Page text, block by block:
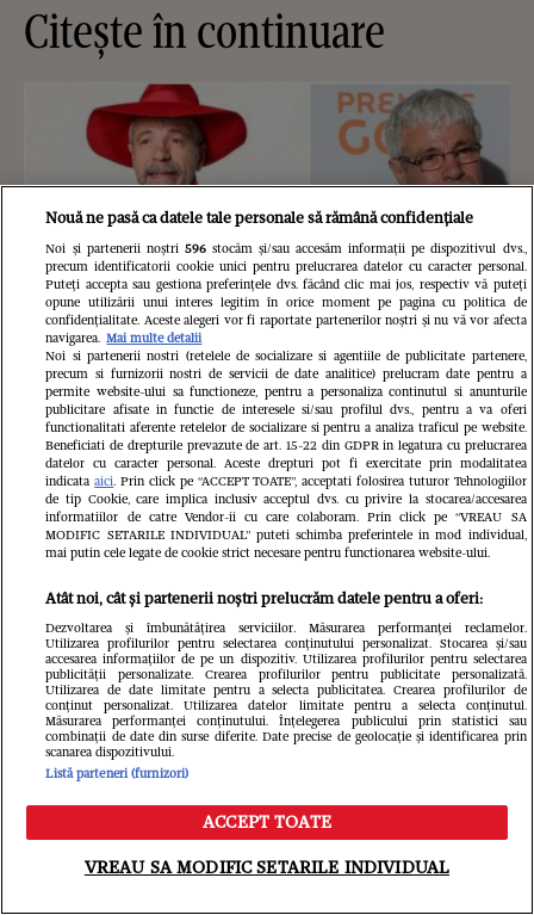
Citește în continuare
Cine este și cum arată soția lui
Gheorghe Visu. Actorul a fost burlac
până la 50 de ani: "Soția mea e
familia mea și singurul om care-mi
cunoaște fricile"
Meniu Caută
Nouă ne pasă ca datele tale personale să rămână confidențiale
Noi și partenerii noștri 596stocăm și/sau accesăm informații pe dispozitivul dvs.,
precum identificatorii cookie unici pentru prelucrarea datelor cu caracter personal.
Puteți accepta sau gestiona preferințele dvs. făcând clic mai jos, respectiv vă puteți
opune utilizării unui interes legitim în orice moment pe pagina cu politica de
confidențialitate. Aceste alegeri vor fi raportate partenerilor noștri și nu vă vor afecta
navigarea. Mai multe detalii
Noi si partenerii nostri (retelele de socializare si agentiile de publicitate partenere,
precum si furnizorii nostri de servicii de date analitice) prelucram date pentru a
permite website-ului sa functioneze, pentru a personaliza continutul si anunturile
publicitare afisate in functie de interesele si/sau profilul dvs., pentru a va oferi
functionalitati aferente retelelor de socializare si pentru a analiza traficul pe website.
Beneficiati de drepturile prevazute de art. 15-22 din GDPR in legatura cu prelucrarea
datelor cu caracter personal. Aceste drepturi pot fi exercitate prin modalitatea
indicataaici. Prin click pe “ACCEPT TOATE”, acceptati folosirea tuturor Tehnologiilor
de tip Cookie, care implica inclusiv acceptul dvs. cu privire la stocarea/accesarea
informatiilor de catre Vendor-ii cu care colaboram. Prin click pe “VREAU SA
MODIFIC SETARILE INDIVIDUAL” puteti schimba preferintele in mod individual,
mai putin cele legate de cookie strict necesare pentru functionarea website-ului.
Atât noi, cât și partenerii noștri prelucrăm datele pentru a oferi:
Dezvoltarea și îmbunătățirea serviciilor. Măsurarea performanței reclamelor.
Utilizarea profilurilor pentru selectarea conținutului personalizat. Stocarea și/sau
accesarea informațiilor de pe un dispozitiv. Utilizarea profilurilor pentru selectarea
publicității personalizate. Crearea profilurilor pentru publicitate personalizată.
Utilizarea de date limitate pentru a selecta publicitatea. Crearea profilurilor de
conținut personalizat. Utilizarea datelor limitate pentru a selecta conținutul.
Măsurarea performanței conținutului. Înțelegerea publicului prin statistici sau
combinații de date din surse diferite. Date precise de geolocație și identificarea prin
scanarea dispozitivului.
Listă parteneri (furnizori)
ACCEPT TOATE
VREAU SA MODIFIC SETARILE INDIVIDUAL